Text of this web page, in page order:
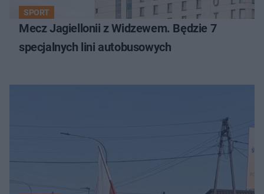
SPORT
Mecz Jagiellonii z Widzewem. Będzie 7
specjalnych lini autobusowych